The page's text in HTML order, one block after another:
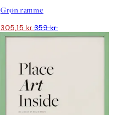
Grøn ramme
305,15 kr.359 kr.